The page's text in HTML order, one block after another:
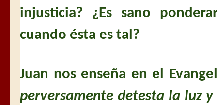
injusticia? ¿Es sano
cuando ésta es tal?
Juan nos enseña en el
perversamente detesta la luz